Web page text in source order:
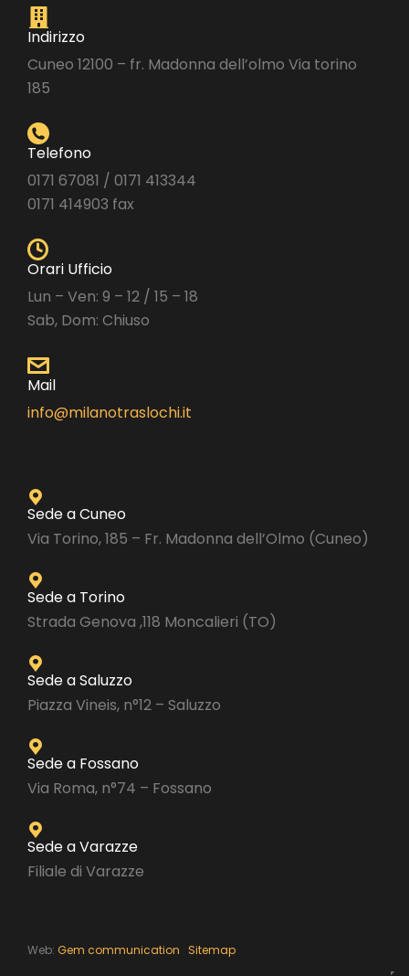
Indirizzo
Cuneo 12100 – fr. Madonna dell’olmo Via torino
185
Telefono
0171 67081 / 0171 413344
0171 414903 fax
Orari Ufficio
Lun – Ven: 9 – 12 / 15 – 18
Sab, Dom: Chiuso
Mail
info@milanotraslochi.it
Sede a Cuneo
Via Torino, 185 – Fr. Madonna dell’Olmo (Cuneo)
Sede a Torino
Strada Genova ,118 Moncalieri (TO)
Sede a Saluzzo
Piazza Vineis, n°12 – Saluzzo
Sede a Fossano
Via Roma, n°74 – Fossano
Sede a Varazze
Filiale di Varazze
Web: Gem communication Sitemap